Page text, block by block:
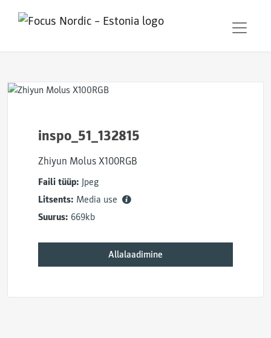
inspo_51_132815
Zhiyun Molus X100RGB
Faili tüüp: Jpeg
Litsents: Media use
Suurus: 669kb
Allalaadimine